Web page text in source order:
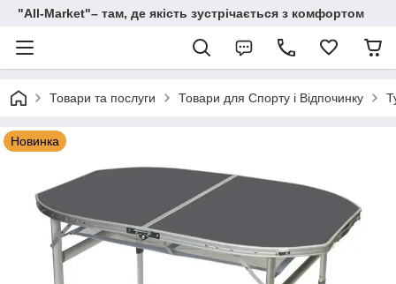
"All-Мarket"– там, де якість зустрічається з комфортом
Товари та послуги Товари для Спорту і Відпочинку
Новинка